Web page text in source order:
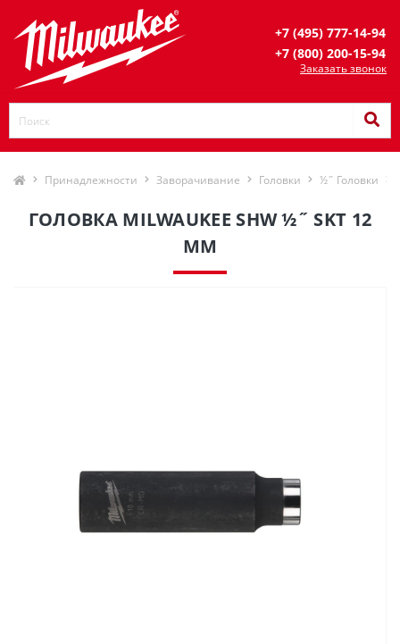
+7 (495) 777-14-94
+7 (800) 200-15-94
Заказать звонок
Принадлежности Заворачивание Головки ½˝ Головки
ГОЛОВКА MILWAUKEE SHW ½˝ SKT 12
ММ